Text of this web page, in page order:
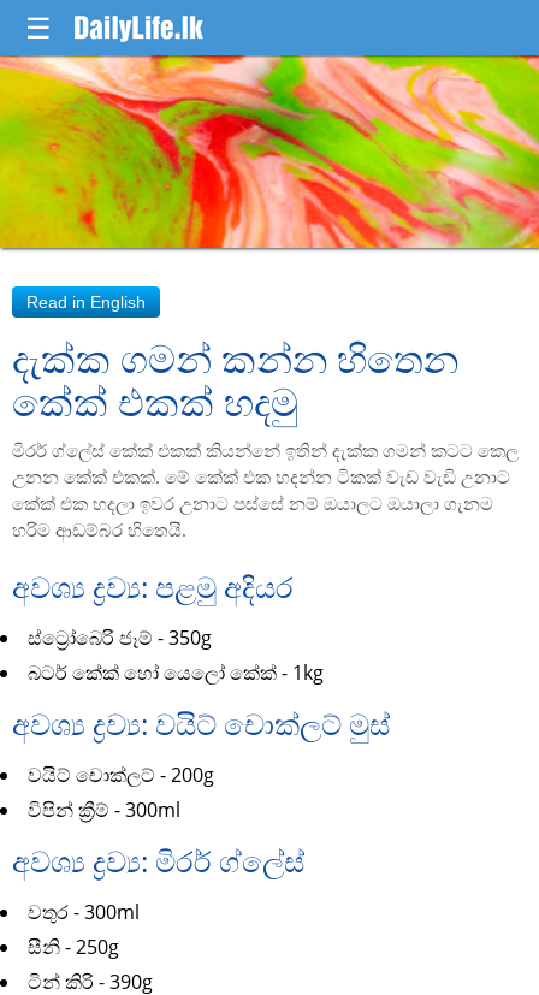
☰
දැක්ක ගමන් කන්න හිතෙන
කේක් එකක් හදමු
මිරර් ග්ලේස් කේක් එකක් කියන්නේ ඉතින් දැක්ක ගමන් කටට කෙල
උනන කේක් එකක්. මේ කේක් එක හදන්න ටිකක් වැඩ වැඩි උනාට
කේක් එක හදලා ඉවර උනාට පස්සේ නම් ඔයාලට ඔයාලා ගැනම
හරිම ආඩම්බර හිතෙයි.
අවශ්‍ය ද්‍රව්‍ය: පළමු අදියර
ස්ට්‍රෝබෙරි ජෑම් - 350g
බටර් කේක් හෝ යෙලෝ කේක් - 1kg
අවශ්‍ය ද්‍රව්‍ය: වයිට් චොක්ලට් මුස්
වයිට් චොක්ලට් - 200g
විපින් ක්‍රීම් - 300ml
අවශ්‍ය ද්‍රව්‍ය: මිරර් ග්ලේස්
වතුර - 300ml
සීනි - 250g
ටින් කිරි - 390g